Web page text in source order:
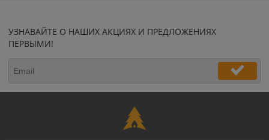
УЗНАВАЙТЕ О НАШИХ АКЦИЯХ И ПРЕДЛОЖЕНИЯХ
ПЕРВЫМИ!